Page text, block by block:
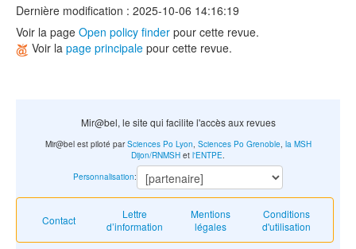
Dernière modification : 2025-10-06 14:16:19
Voir la page Open policy finder pour cette revue.
Voir la page principale pour cette revue.
Mir@bel, le site qui facilite l'accès aux revues
Contact
Lettre
d’information
Mentions
légales
Conditions
d'utilisation
Mir@bel est piloté parSciences Po Lyon, Sciences Po Grenoble, la MSH
Dijon/RNMSH et l'ENTPE.
Personnalisation: